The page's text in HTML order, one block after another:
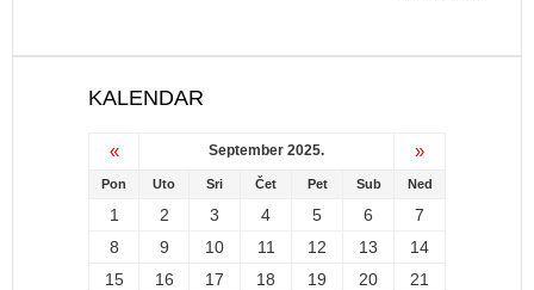
KALENDAR
« September 2025. »
Pon Uto Sri Čet Pet Sub Ned
1 2 3 4 5 6
7
8
9 10 11 12 13
14
15
16 17 18 19 20
21